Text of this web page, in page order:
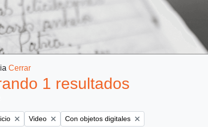
Cerrar
1 resultados
Remove filter:
Video Remove filter:
Con objetos digitales